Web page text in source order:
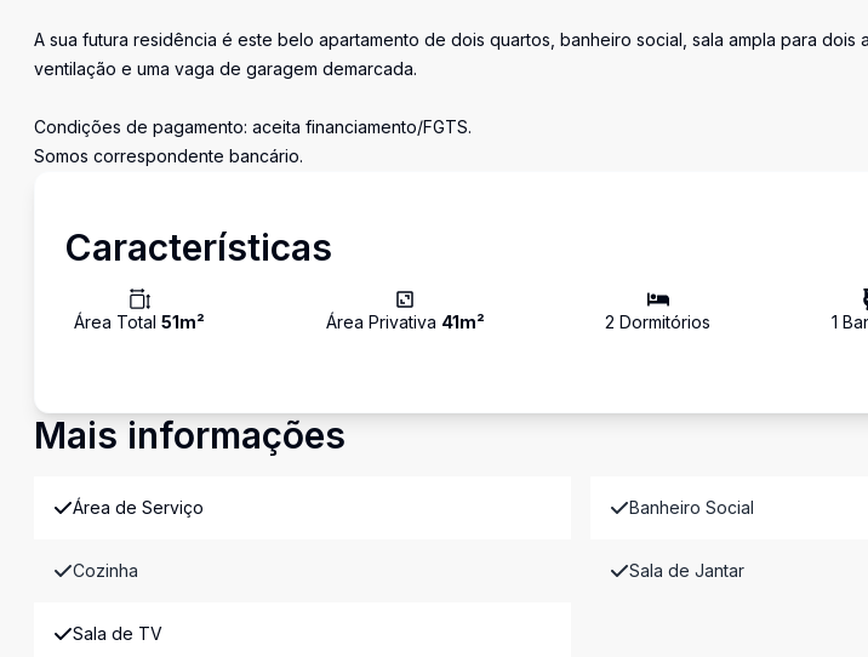
A sua futura residência é este belo apartamento de dois quartos, banheiro social, sala ampla para dois
ventilação e uma vaga de garagem demarcada.
Condições de pagamento: aceita financiamento/FGTS.
Somos correspondente bancário.
Características
Área Total 51m² Área Privativa 41m² 2 Dormitórios 1
Mais informações
Área de Serviço Banheiro Social
Cozinha Sala de Jantar
Sala de TV